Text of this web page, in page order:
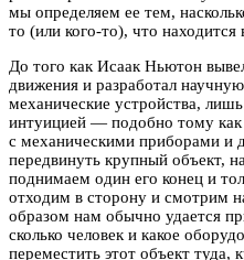
мы определяем ее тем,
то (или кого-то), что находится
До того как Исаак Ньютон
движения и разработал
механические устройства,
интуицией — подобно тому
с механическими приборами и
передвинуть крупный объект,
поднимаем один его конец и
отходим в сторону и смотрим
образом нам обычно удается
сколько человек и какое
переместить этот объект